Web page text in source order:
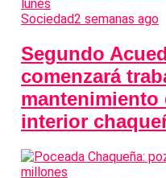
Sociedad2 semanas ago
Segundo
comenzará
mantenimiento
interior